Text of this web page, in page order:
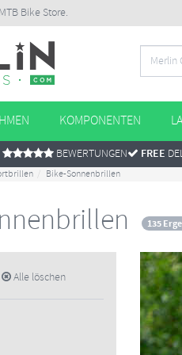
Bike Store.
KOMPONENTEN
BEWERTUNGEN FREE
Bike-Sonnenbrillen
135
Alle löschen